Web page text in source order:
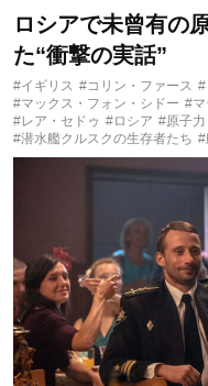
ロシアで未曾有の
た“衝撃の実話”
#イギリス #コリン・ファース #
#マックス・フォン・シドー #マ
#レア・セドゥ #ロシア #原子力
#潜水艦クルスクの生存者たち #